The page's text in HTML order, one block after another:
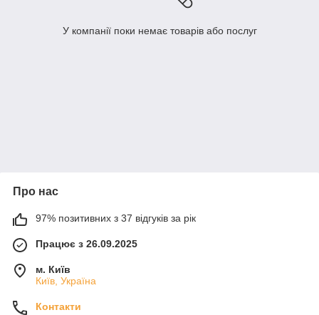
У компанії поки немає товарів або послуг
Про нас
97% позитивних з 37 відгуків за рік
Працює з 26.09.2025
м. Київ
Київ, Україна
Контакти